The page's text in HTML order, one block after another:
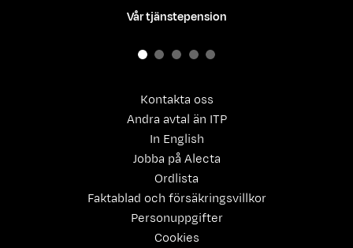
Kontakta oss
Andra avtal än ITP
In English
Jobba på Alecta
Ordlista
Faktablad och försäkringsvillkor
Personuppgifter
Cookies
Vår tjänstepension